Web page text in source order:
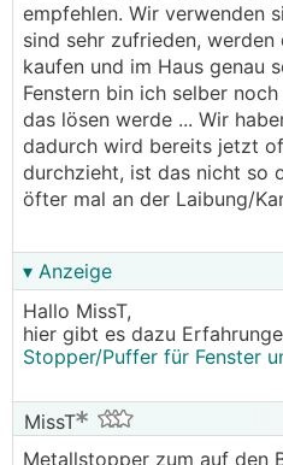
empfehlen. Wir verwenden
sind sehr zufrieden,
kaufen und im Haus genau
Fenstern bin ich selber
das lösen werde ... Wir
dadurch wird bereits jetzt
durchzieht, ist das nicht so
öfter mal an der Laibung/
▾ Anzeige
Hallo MissT,
hier gibt es dazu
Stopper/Puffer für Fenster
MissT
Metallstopper zum auf den